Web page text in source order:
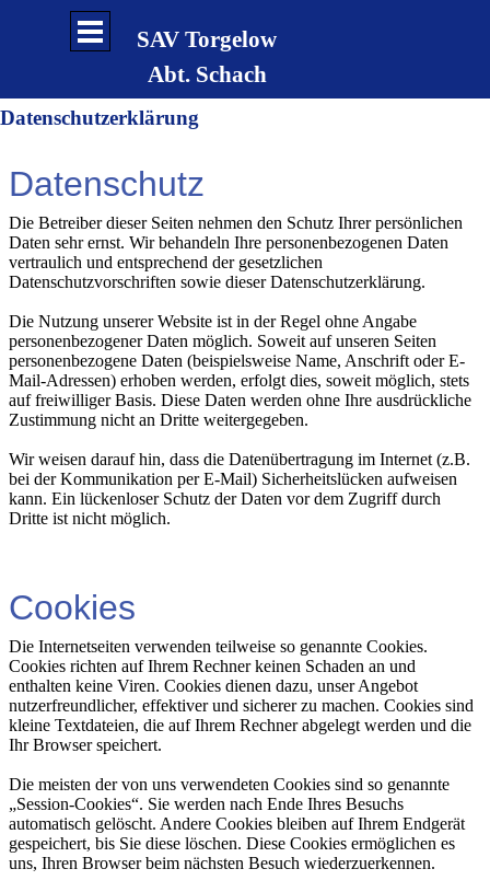
Direkt zum Seiteninhalt
SAV Torgelow
Abt. Schach
Menü überspringen
Datenschutzerklärung
Datenschutz
Die Betreiber dieser Seiten nehmen den Schutz Ihrer persönlichen
Daten sehr ernst. Wir behandeln Ihre personenbezogenen Daten
vertraulich und entsprechend der gesetzlichen
Datenschutzvorschriften sowie dieser Datenschutzerklärung.
Die Nutzung unserer Website ist in der Regel ohne Angabe
personenbezogener Daten möglich. Soweit auf unseren Seiten
personenbezogene Daten (beispielsweise Name, Anschrift oder E-
Mail-Adressen) erhoben werden, erfolgt dies, soweit möglich, stets
auf freiwilliger Basis. Diese Daten werden ohne Ihre ausdrückliche
Zustimmung nicht an Dritte weitergegeben.
Wir weisen darauf hin, dass die Datenübertragung im Internet (z.B.
bei der Kommunikation per E-Mail) Sicherheitslücken aufweisen
kann. Ein lückenloser Schutz der Daten vor dem Zugriff durch
Dritte ist nicht möglich.
Cookies
Die Internetseiten verwenden teilweise so genannte Cookies.
Cookies richten auf Ihrem Rechner keinen Schaden an und
enthalten keine Viren. Cookies dienen dazu, unser Angebot
nutzerfreundlicher, effektiver und sicherer zu machen. Cookies sind
kleine Textdateien, die auf Ihrem Rechner abgelegt werden und die
Ihr Browser speichert.
Die meisten der von uns verwendeten Cookies sind so genannte
„Session-Cookies“. Sie werden nach Ende Ihres Besuchs
automatisch gelöscht. Andere Cookies bleiben auf Ihrem Endgerät
gespeichert, bis Sie diese löschen. Diese Cookies ermöglichen es
uns, Ihren Browser beim nächsten Besuch wiederzuerkennen.